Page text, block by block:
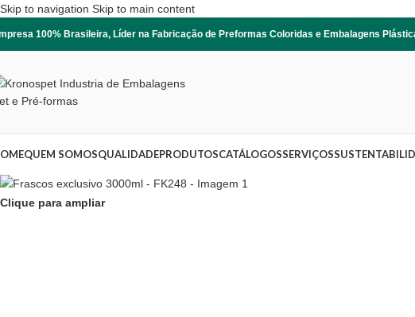
Skip to navigation Skip to main content
100% Brasileira, Líder na Fabricação de Preformas Coloridas e Embalagens
QUEM SOMOSQUALIDADEPRODUTOSCATÁLOGOSSERVIÇOS
Clique para ampliar